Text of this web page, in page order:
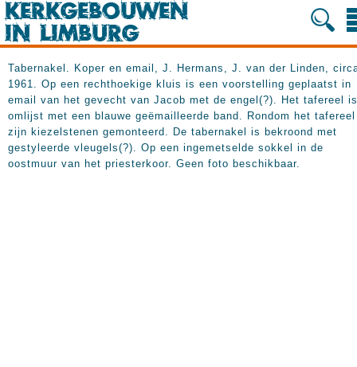
Tabernakel. Koper en email, J. Hermans, J. van der Linden,
1961. Op een rechthoekige kluis is een voorstelling geplaatst in
email van het gevecht van Jacob met de engel(?). Het tafereel is
omlijst met een blauwe geëmailleerde band. Rondom het tafereel
zijn kiezelstenen gemonteerd. De tabernakel is bekroond met
gestyleerde vleugels(?). Op een ingemetselde sokkel in de
oostmuur van het priesterkoor. Geen foto beschikbaar.